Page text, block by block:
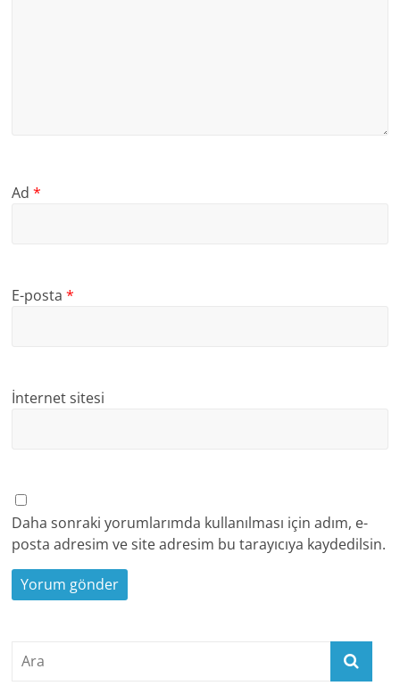
Ad*
E-posta*
İnternet sitesi
Daha sonraki yorumlarımda kullanılması için adım, e-
posta adresim ve site adresim bu tarayıcıya kaydedilsin.